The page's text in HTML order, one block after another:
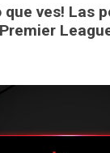
que ves! Las